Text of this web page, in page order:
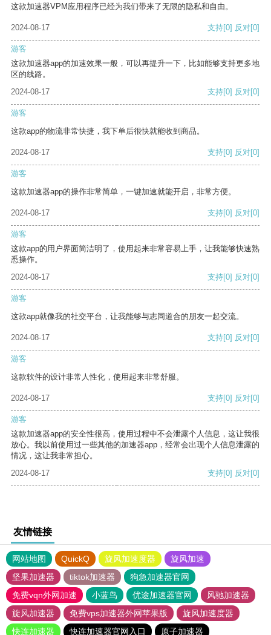
这款加速器VPM应用程序已经为我们带来了无限的隐私和自由。
2024-08-17 支持[0] 反对[0]
游客
这款加速器app的加速效果一般，可以再提升一下，比如能够支持更多地
区的线路。
2024-08-17
支持[0] 反对[0]
游客
这款app的物流非常快捷，我下单后很快就能收到商品。
2024-08-17 支持[0] 反对[0]
游客
这款加速器app的操作非常简单，一键加速就能开启，非常方便。
2024-08-17 支持[0] 反对[0]
游客
这款app的用户界面简洁明了，使用起来非常容易上手，让我能够快速熟
悉操作。
2024-08-17
支持[0] 反对[0]
游客
这款app就像我的社交平台，让我能够与志同道合的朋友一起交流。
2024-08-17 支持[0] 反对[0]
游客
这款软件的设计非常人性化，使用起来非常舒服。
2024-08-17 支持[0] 反对[0]
游客
这款加速器app的安全性很高，使用过程中不会泄露个人信息，这让我很
放心。我以前使用过一些其他的加速器app，经常会出现个人信息泄露的
情况，这让我非常担心。
2024-08-17
支持[0] 反对[0]
友情链接
网站地图 QuickQ 旋风加速度器
旋风加速
坚果加速器
tiktok加速器
狗急加速器官网
免费vqn外网加速
小蓝鸟 优途加速器官网
风驰加速器
旋风加速器
免费vps加速器外网苹果版
旋风加速度器
快连加速器
快连加速器官网入口 原子加速器